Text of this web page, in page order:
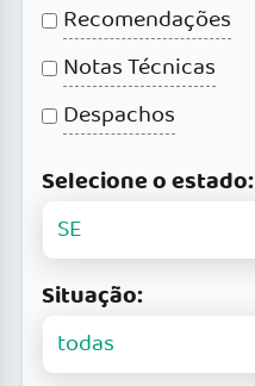
Recomendações
Notas Técnicas
Despachos
Selecione o estado:
Situação: